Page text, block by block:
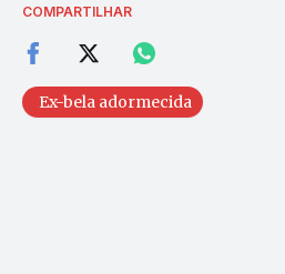
COMPARTILHAR
Ex-bela adormecida